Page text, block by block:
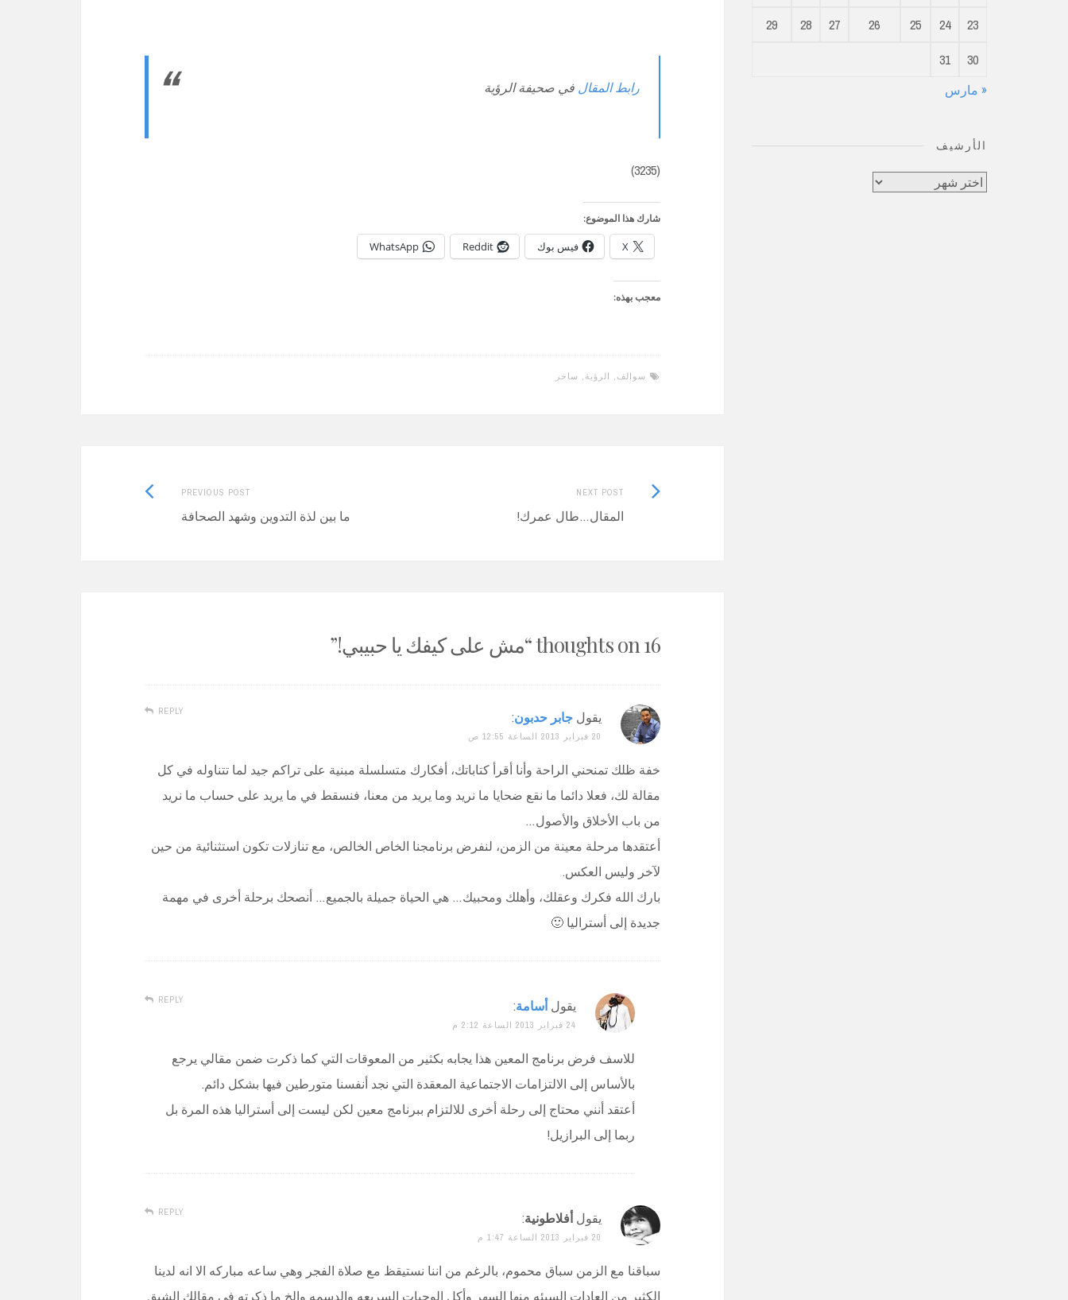
رابط المقال في صحيفة الرؤية
(3235)
شارك هذا الموضوع:
X فيس بوك Reddit
WhatsApp
معجب بهذه:
سوالف الرؤية ساخر
Post
PREVIOUS POST
Previous
ما بين لذة التدوين وشهد الصحافة
NEXT POST
المقال…طال عمرك!
Next
Post:
16 thoughts on “ مش على كيفك يا حبيبي!”
يقول جابر حدبون:
20 فبراير 2013 الساعة 12:55 ص
خفة ظلك تمنحني الراحة وأنا أقرأ كتاباتك، أفكارك متسلسلة مبنية على تراكم جيد لما تتناوله في كل
مقالة لك، فعلا دائما ما نقع ضحايا ما نريد وما يريد من معنا، فنسقط في ما يريد على حساب ما نريد
من باب الأخلاق والأصول…
أعتقدها مرحلة معينة من الزمن، لنفرض برنامجنا الخاص الخالص، مع تنازلات تكون استثنائية من حين
لآخر وليس العكس.
بارك الله فكرك وعقلك، وأهلك ومحبيك… هي الحياة جميلة بالجميع… أنصحك برحلة أخرى في مهمة
جديدة إلى أستراليا 🙂
REPLY
يقول أسامة:
24 فبراير 2013 الساعة 2:12 م
للاسف فرض برنامج المعين هذا يجابه بكثير من المعوقات التي كما ذكرت ضمن مقالي يرجع
بالأساس إلى الالتزامات الاجتماعية المعقدة التي نجد أنفسنا متورطين فيها بشكل دائم.
أعتقد أنني محتاج إلى رحلة أخرى للالتزام ببرنامج معين لكن ليست إلى أستراليا هذه المرة بل
ربما إلى البرازيل!
REPLY
يقول أفلاطونية:
20 فبراير 2013 الساعة 1:47 م
سباقنا مع الزمن سباق محموم، بالرغم من اننا نستيقظ مع صلاة الفجر وهي ساعه مباركه الا انه لدينا
الكثير من العادات السيئه منها السهر وأكل الوجبات السريعه والدسمه والخ ما ذكرته في مقالك الشيق
REPLY
23
24
25
26
27
28
29
30
31
« مارس
الأرشيف
الأرشيف